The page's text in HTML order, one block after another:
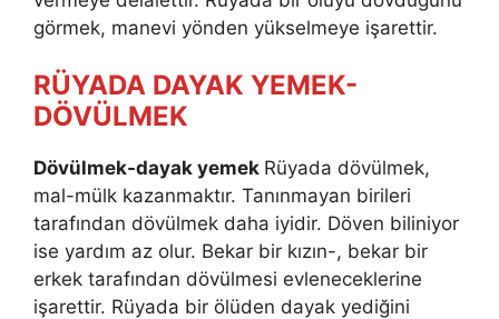
görmek, manevi yönden yükselmeye işarettir.
RÜYADA DAYAK YEMEK-
DÖVÜLMEK
Dövülmek-dayak yemek Rüyada dövülmek,
mal-mülk kazanmaktır. Tanınmayan birileri
tarafından dövülmek daha iyidir. Döven biliniyor
ise yardım az olur. Bekar bir kızın-, bekar bir
erkek tarafından dövülmesi evleneceklerine
işarettir. Rüyada bir ölüden dayak yediğini